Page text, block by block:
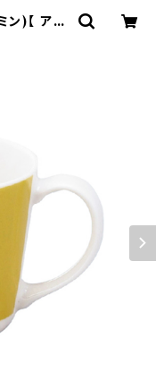
ン)【 アニ